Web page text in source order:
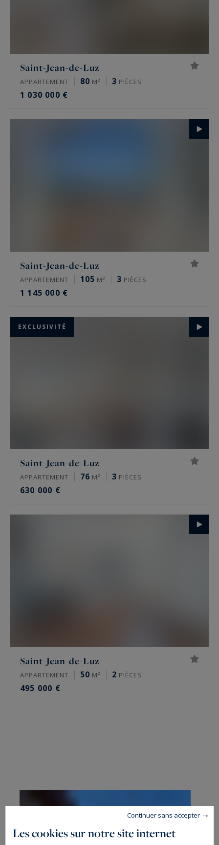
Saint-Jean-de-Luz
APPARTEMENT 80 M² 3 PIÈCES
1 030 000 €
Saint-Jean-de-Luz
APPARTEMENT 105 M² 3 PIÈCES
1 145 000 €
EXCLUSIVITÉ
Saint-Jean-de-Luz
APPARTEMENT 76 M² 3 PIÈCES
630 000 €
Saint-Jean-de-Luz
APPARTEMENT 50 M² 2 PIÈCES
495 000 €
Les cookies sur notre site internet
Continuer sans accepter